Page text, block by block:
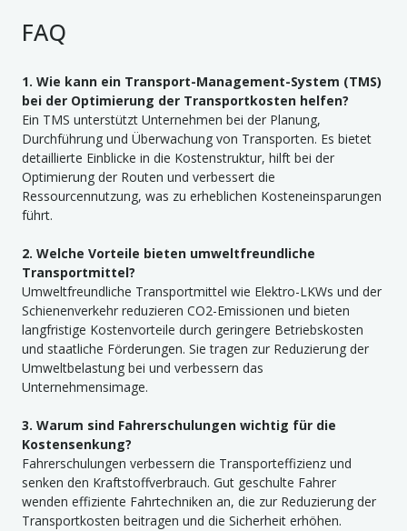
FAQ
1. Wie kann ein Transport-Management-System (TMS)
bei der Optimierung der Transportkosten helfen?
Ein TMS unterstützt Unternehmen bei der Planung,
Durchführung und Überwachung von Transporten. Es bietet
detaillierte Einblicke in die Kostenstruktur, hilft bei der
Optimierung der Routen und verbessert die
Ressourcennutzung, was zu erheblichen Kosteneinsparungen
führt.
2. Welche Vorteile bieten umweltfreundliche
Transportmittel?
Umweltfreundliche Transportmittel wie Elektro-LKWs und der
Schienenverkehr reduzieren CO2-Emissionen und bieten
langfristige Kostenvorteile durch geringere Betriebskosten
und staatliche Förderungen. Sie tragen zur Reduzierung der
Umweltbelastung bei und verbessern das
Unternehmensimage.
3. Warum sind Fahrerschulungen wichtig für die
Kostensenkung?
Fahrerschulungen verbessern die Transporteffizienz und
senken den Kraftstoffverbrauch. Gut geschulte Fahrer
wenden effiziente Fahrtechniken an, die zur Reduzierung der
Transportkosten beitragen und die Sicherheit erhöhen.